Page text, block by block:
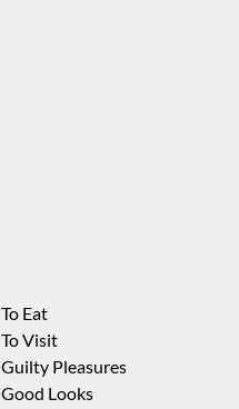
To Eat
To Visit
Guilty Pleasures
Good Looks